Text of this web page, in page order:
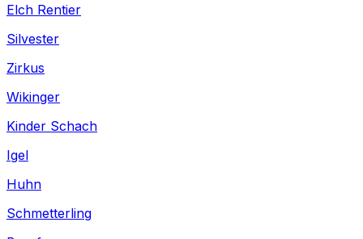
Elch Rentier
Silvester
Zirkus
Wikinger
Kinder Schach
Igel
Huhn
Schmetterling